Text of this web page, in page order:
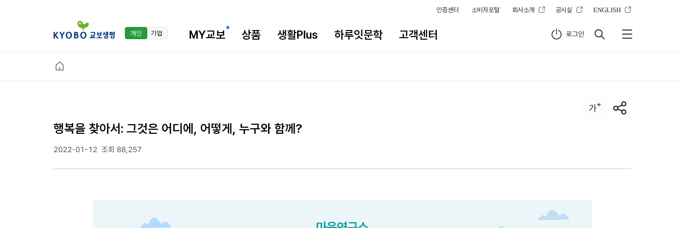
인증센터 소비자포털 회사소개 공시실 ENGLISH
개인 기업 MY교보 상품 생활Plus 하루잇문학 고객센터 로그인
행복을 찾아서: 그것은 어디에, 어떻게, 누구와 함께?
2022-01-12 조회 88,257